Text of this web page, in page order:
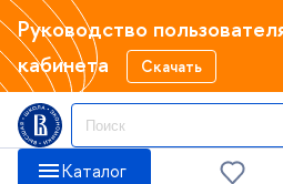
Руководство
кабинета
Скачать
Каталог